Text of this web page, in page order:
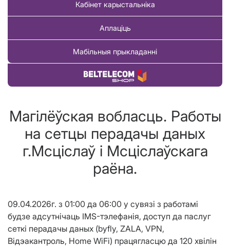
Кабінет карыстальніка
Аплаціць
Мабільныя прыкладанні
Купіць тавар
Магілёўская вобласць. Работы
на сетцы перадачы даных
г.Мсціслаў і Мсціслаўскага
раёна.
09.04.2026г. з 01:00 да 06:00 у сувязі з работамі
будзе адсутнічаць IMS-тэлефанія, доступ да паслуг
сеткі перадачы даных (byfly, ZALA, VPN,
Відэакантроль, Home WiFi) працягласцю да 120 хвілін